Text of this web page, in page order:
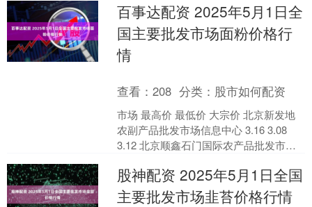
百事达配资 2025年5月1日全
国主要批发市场面粉价格行
情
查看：208 分类： 股市如何配资
市场 最高价 最低价 大宗价 北京新发地
农副产品批发市场信息中心 3.16 3.08
3.12 北京顺鑫石门国际农产品批发市场
股神配资 2025年5月1日全国
主要批发市场韭苔价格行情